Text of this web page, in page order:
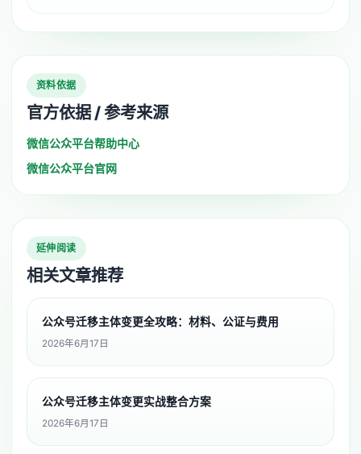
资料依据
官方依据 / 参考来源
微信公众平台帮助中心
微信公众平台官网
延伸阅读
相关文章推荐
公众号迁移主体变更全攻略：材料、公证与费用
2026年6月17日
公众号迁移主体变更实战整合方案
2026年6月17日